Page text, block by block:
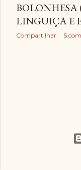
LINGUIÇA E
Compartilhar 5